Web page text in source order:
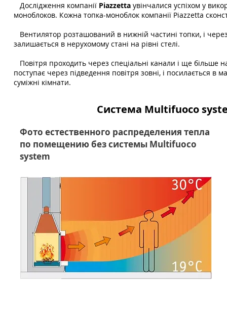
Дослідження компанії Piazzetta увінчалися успіхом у
моноблоков. Кожна топка-моноблок компанії Piazzetta
Вентилятор розташований в нижній частині топки, і
залишається в нерухомому стані на рівні стелі.
Повітря проходить через спеціальні канали і ще більше
поступає через підведення повітря зовні, і посилається в
суміжні кімнати.
Система Multifuoco
Фото естественного распределения тепла
по помещению без системы Multifuoco
system